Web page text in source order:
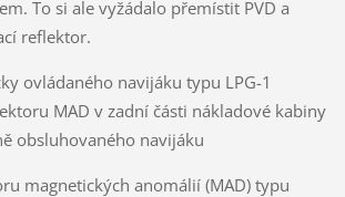
To si ale vyžádalo přemístit PVD a
reflektor.
ovládaného navijáku typu LPG-1
MAD v zadní části nákladové kabiny
obsluhovaného navijáku
magnetických anomálií (MAD) typu